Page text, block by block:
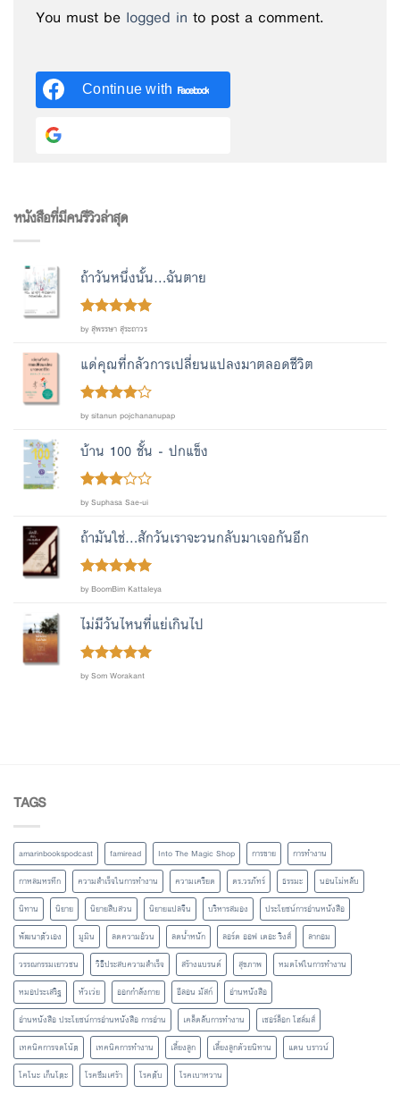
You must be logged in to post a comment.
Continue with Facebook
หนังสือที่มีคนรีวิวล่าสุด
ถ้าวันหนึ่งนั้น...ฉันตาย
Rated 5out
by สุพรรษา สุระถาวร
แด่คุณที่กลัวการเปลี่ยนแปลงมาตลอดชีวิต
Rated4
by sitanun pojchananupap
บ้าน 100 ชั้น - ปกแข็ง
Rated
of 5
by Suphasa Sae-ui
ถ้ามันใช่...สักวันเราจะวนกลับมาเจอกันอีก
Rated5out
by BoomBim Kattaleya
ไม่มีวันไหนที่แย่เกินไป
Rated5out
by Som Worakant
TAGS
amarinbookspodcast famiread Into The Magic Shop การขาย
การทำงาน
กาหลมหรทึก
ความสำเร็จในการทำงาน ความเครียด ดร.วรภัทร์ ธรรมะ
นอนไม่หลับ
นิทาน
นิยาย นิยายสืบสวน นิยายแปลจีน บริหารสมอง
ประโยชน์การอ่านหนังสือ
พัฒนาตัวเอง
มูมิน ลดความอ้วน ลดน้ำหนัก ลอร์ด ออฟ เดอะ ริงส์
ลากอม
วรรณกรรมเยาวชน
วิธีประสบความสำเร็จ สร้างแบรนด์ สุขภาพ
หมดไฟในการทำงาน
หมอประเสริฐ
หัวเว่ย ออกกำลังกาย อีลอน มัสก์
อ่านหนังสือ
อ่านหนังสือ ประโยชน์การอ่านหนังสือ การอ่าน
เคล็ดลับการทำงาน
เชอร์ล็อก โฮล์มส์
เทคนิคการจดโน้ต
เทคนิคการทำงาน เลี้ยงลูก เลี้ยงลูกด้วยนิทาน
แดน บราวน์
โคโนะ เก็นโตะ
โรคซึมเศร้า โรคตับ โรคเบาหวาน